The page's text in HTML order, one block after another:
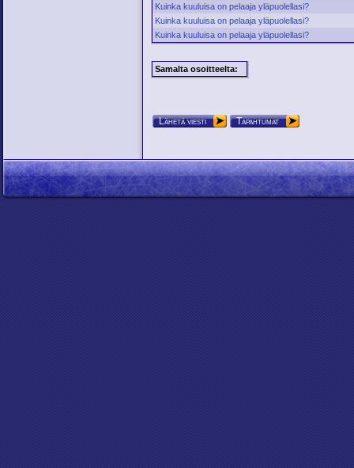
Kuinka kuuluisa on pelaaja yläpuolellasi?
Kuinka kuuluisa on pelaaja yläpuolellasi?
Kuinka kuuluisa on pelaaja yläpuolellasi?
Samalta osoitteelta:
Lähetä viesti Tapahtumat